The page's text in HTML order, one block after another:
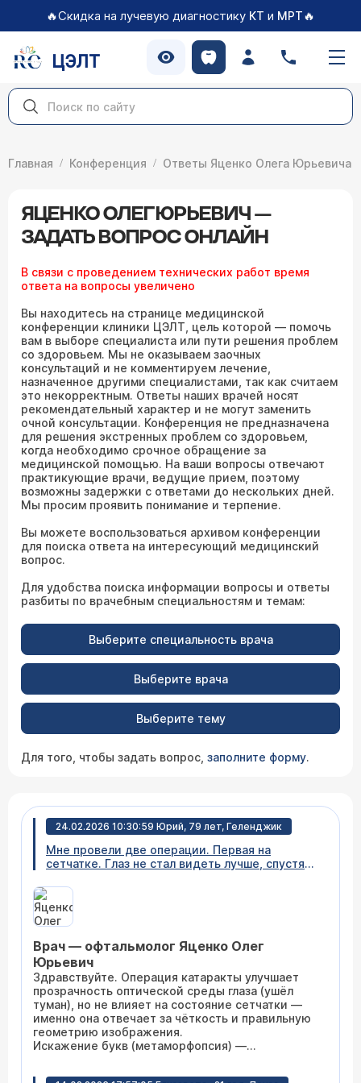
🔥Скидка на лучевую диагностику КТ и МРТ🔥
ЦЭЛТ
Главная Конференция Ответы Яценко Олега Юрьевича
ЯЦЕНКО ОЛЕГ ЮРЬЕВИЧ —
ЗАДАТЬ ВОПРОС ОНЛАЙН
В связи с проведением технических работ время
ответа на вопросы увеличено
Вы находитесь на странице медицинской
конференции клиники ЦЭЛТ, цель которой — помочь
вам в выборе специалиста или пути решения проблем
со здоровьем. Мы не оказываем заочных
консультаций и не комментируем лечение,
назначенное другими специалистами, так как считаем
это некорректным. Ответы наших врачей носят
рекомендательный характер и не могут заменить
очной консультации. Конференция не предназначена
для решения экстренных проблем со здоровьем,
когда необходимо срочное обращение за
медицинской помощью. На ваши вопросы отвечают
практикующие врачи, ведущие прием, поэтому
возможны задержки с ответами до нескольких дней.
Мы просим проявить понимание и терпение.
Вы можете воспользоваться архивом конференции
для поиска ответа на интересующий медицинский
вопрос.
Для удобства поиска информации вопросы и ответы
разбиты по врачебным специальностям и темам:
Выберите специальность врача
Выберите врача
Выберите тему
Для того, чтобы задать вопрос, заполните форму.
24.02.2026 10:30:59 Юрий, 79 лет, Геленджик
Мне провели две операции. Первая на
сетчатке. Глаз не стал видеть лучше, спустя
улучшилось, ушел туман, но изображение
искаженное, буквы видятся вытянутыми.
Прошел месяц после второй операции но
Врач — офтальмолог Яценко Олег
Юрьевич
Здравствуйте. Операция катаракты улучшает
прозрачность оптической среды глаза (ушёл
туман), но не влияет на состояние сетчатки —
именно она отвечает за чёткость и правильную
геометрию изображения.
Искажение букв (метаморфопсия) —